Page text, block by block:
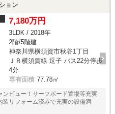
ョン
7,180万円
3LDK / 2018年
2階/5階建
神奈川県横須賀市秋谷1丁目
ＪＲ横須賀線 逗子 バス22分停歩
4分
専有面積 77.78㎡
ビュー！サーフボード置場等充実
リフォーム済みで充実の設備満